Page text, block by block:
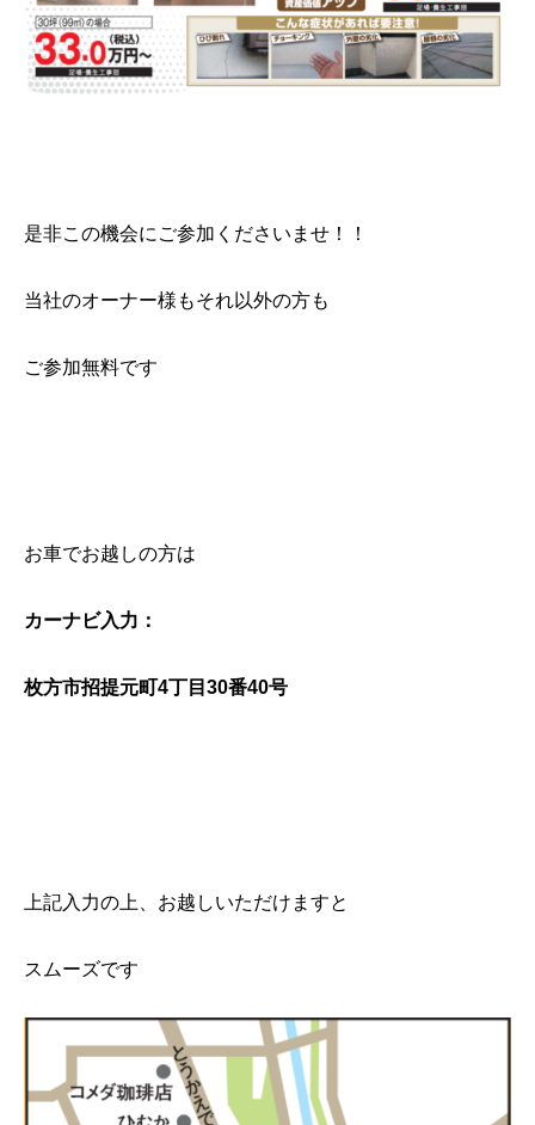
是非この機会にご参加くださいませ！！
当社のオーナー様もそれ以外の方も
ご参加無料です
お車でお越しの方は
カーナビ入力：
枚方市招提元町4丁目30番40号
上記入力の上、お越しいただけますと
スムーズです